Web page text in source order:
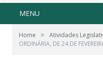
MENU
Home » Atividades
ORDINÁRIA, DE 24 DE